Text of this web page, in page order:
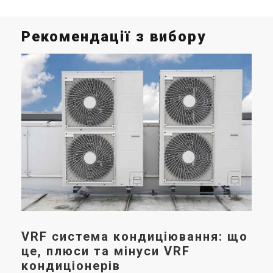
Рекомендації з вибору
VRF система кондиціювання: що
це, плюси та мінуси VRF
кондиціонерів